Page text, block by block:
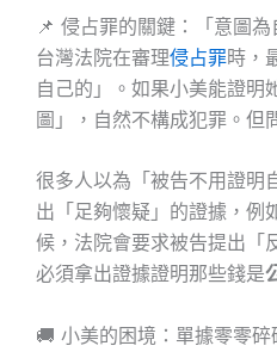
📌 侵占罪的關鍵：「意圖為
台灣法院在審理侵占罪時，
自己的」。如果小美能證明
圖」，自然不構成犯罪。
很多人以為「被告不用證明
出「足夠懷疑」的證據，例
候，法院會要求被告提出「
必須拿出證據證明那些錢是
🚚 小美的困境：單據零零